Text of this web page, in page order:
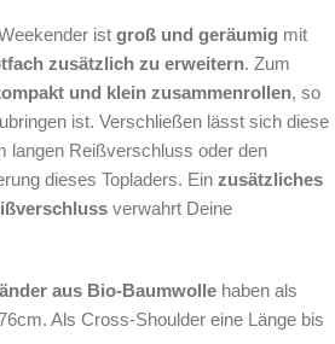
ist groß und geräumig mit
zusätzlich zu erweitern. Zum
und klein zusammenrollen, so
ist. Verschließen lässt sich diese
langen Reißverschluss oder den
dieses Topladers. Ein zusätzliches
verwahrt Deine
aus Bio-Baumwolle haben als
Als Cross-Shoulder eine Länge bis